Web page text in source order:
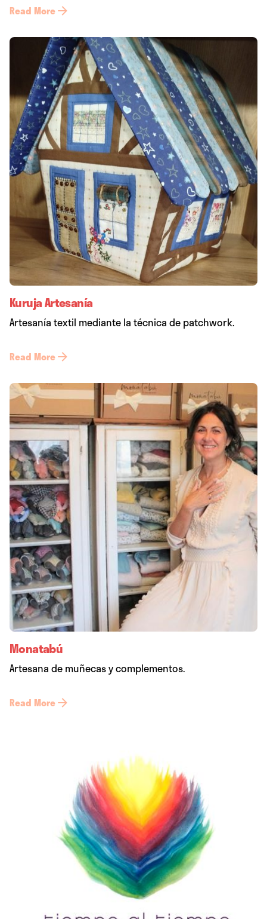
Read More
Kuruja Artesanía
Artesanía textil mediante la técnica de patchwork.
Read More
Monatabú
Artesana de muñecas y complementos.
Read More